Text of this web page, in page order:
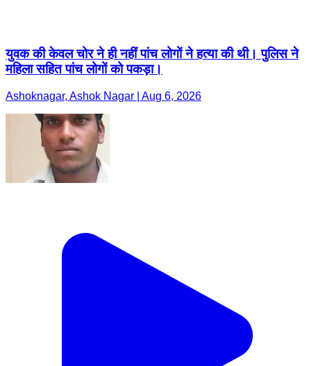
युवक की केवल चोर ने ही नहीं पांच लोगों ने हत्या की थी। पुलिस ने
महिला सहित पांच लोगों को पकड़ा।
Ashoknagar, Ashok Nagar | Aug 6, 2026